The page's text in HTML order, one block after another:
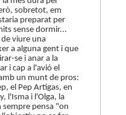
sobretot, em
preparat per
sense dormir...
viure una
a alguna gent i que
se i anar a la
i cap a l'avió el
un munt de pros:
el Pep Artigas, en
l'Isma i l'Olga, la
pensa "on